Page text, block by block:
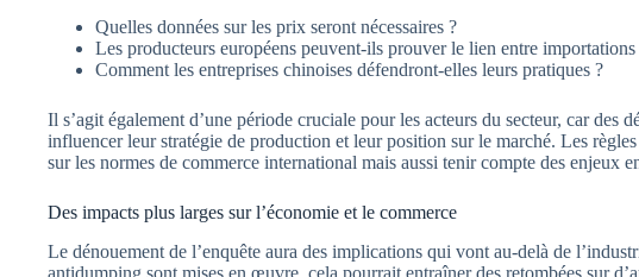
Quelles données sur les prix seront nécessaires ?
Les producteurs européens peuvent-ils prouver le lien entre
Comment les entreprises chinoises défendront-elles leurs pratiques ?
Il s’agit également d’une période cruciale pour les acteurs du secteur, car des
influencer leur stratégie de production et leur position sur le marché. Les
sur les normes de commerce international mais aussi tenir compte des enjeux
Des impacts plus larges sur l’économie et le commerce
Le dénouement de l’enquête aura des implications qui vont au-delà de